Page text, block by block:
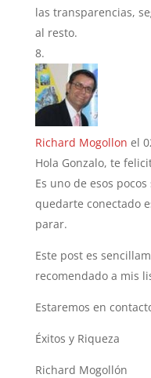
las transparencias,
al resto.
Richard Mogollon el
Hola Gonzalo, te
Es uno de esos
quedarte conectado
parar.
Este post es
recomendado a mis
Estaremos en
Éxitos y Riqueza
Richard Mogollón